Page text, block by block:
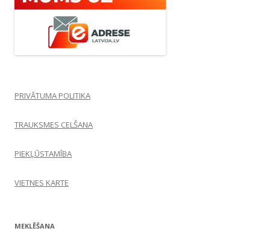
PRIVĀTUMA POLITIKA
TRAUKSMES CELŠANA
PIEKĻŪSTAMĪBA
VIETNES KARTE
MEKLĒŠANA